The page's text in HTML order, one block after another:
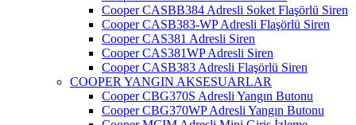
Cooper CASBB384 Adresli Soket Flaşörlü Siren
Cooper CASB383-WP Adresli Flaşörlü Siren
Cooper CAS381 Adresli Siren
Cooper CAS381WP Adresli Siren
Cooper CASB383 Adresli Flaşörlü Siren
COOPER YANGIN AKSESUARLAR
Cooper CBG370S Adresli Yangın Butonu
Cooper CBG370WP Adresli Yangın Butonu